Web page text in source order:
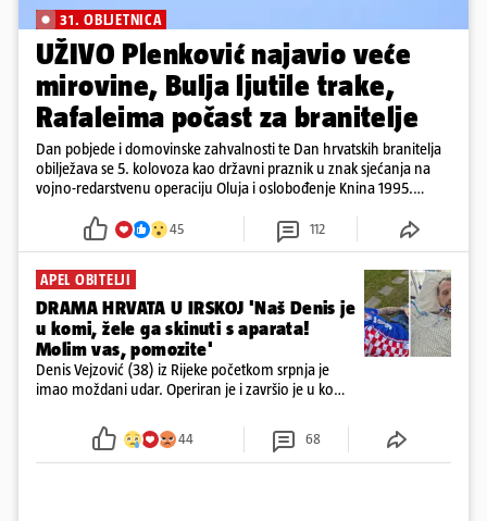
31. OBLJETNICA
UŽIVO Plenković najavio veće
mirovine, Bulja ljutile trake,
Rafaleima počast za branitelje
Dan pobjede i domovinske zahvalnosti te Dan hrvatskih branitelja
obilježava se 5. kolovoza kao državni praznik u znak sjećanja na
vojno-redarstvenu operaciju Oluja i oslobođenje Knina 1995.
45 112
APEL OBITELJI
DRAMA HRVATA U IRSKOJ 'Naš Denis je
u komi, žele ga skinuti s aparata!
Molim vas, pomozite'
Denis Vejzović (38) iz Rijeke početkom srpnja je
imao moždani udar. Operiran je i završio je u komi.
tamošnji liječnici ne vjeruju u oporavak: 'Imamo
44 68